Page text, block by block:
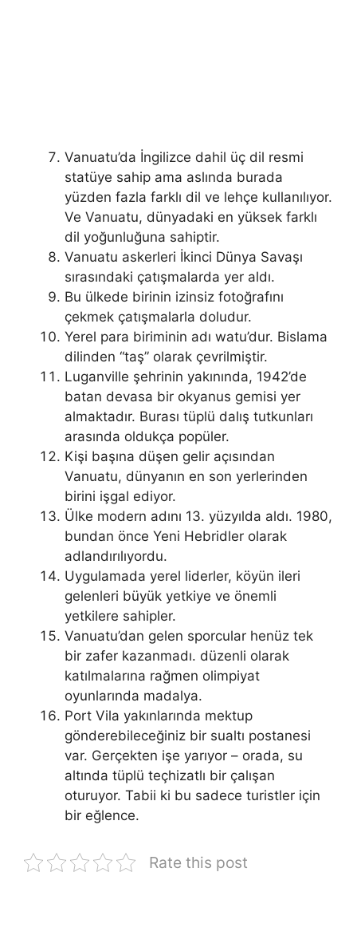
Vanuatu’da İngilizce dahil üç dil resmi
statüye sahip ama aslında burada
yüzden fazla farklı dil ve lehçe kullanılıyor.
Ve Vanuatu, dünyadaki en yüksek farklı
dil yoğunluğuna sahiptir.
Vanuatu askerleri İkinci Dünya Savaşı
sırasındaki çatışmalarda yer aldı.
Bu ülkede birinin izinsiz fotoğrafını
çekmek çatışmalarla doludur.
Yerel para biriminin adı watu’dur. Bislama
dilinden “taş” olarak çevrilmiştir.
Luganville şehrinin yakınında, 1942’de
batan devasa bir okyanus gemisi yer
almaktadır. Burası tüplü dalış tutkunları
arasında oldukça popüler.
Kişi başına düşen gelir açısından
Vanuatu, dünyanın en son yerlerinden
birini işgal ediyor.
Ülke modern adını 13. yüzyılda aldı. 1980,
bundan önce Yeni Hebridler olarak
adlandırılıyordu.
Uygulamada yerel liderler, köyün ileri
gelenleri büyük yetkiye ve önemli
yetkilere sahipler.
Vanuatu’dan gelen sporcular henüz tek
bir zafer kazanmadı. düzenli olarak
katılmalarına rağmen olimpiyat
oyunlarında madalya.
Port Vila yakınlarında mektup
gönderebileceğiniz bir sualtı postanesi
var. Gerçekten işe yarıyor – orada, su
altında tüplü teçhizatlı bir çalışan
oturuyor. Tabii ki bu sadece turistler için
bir eğlence.
Rate this post